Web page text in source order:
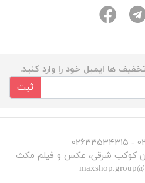
ها ایمیل خود را وارد کنید.
ثبت